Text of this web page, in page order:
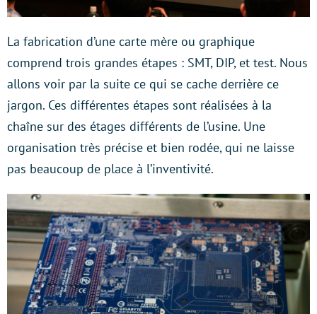
La fabrication d’une carte mère ou graphique
comprend trois grandes étapes : SMT, DIP, et test. Nous
allons voir par la suite ce qui se cache derrière ce
jargon. Ces différentes étapes sont réalisées à la
chaîne sur des étages différents de l’usine. Une
organisation très précise et bien rodée, qui ne laisse
pas beaucoup de place à l’inventivité.